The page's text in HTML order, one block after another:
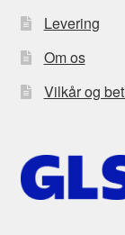
Levering
Om os
Vilkår og